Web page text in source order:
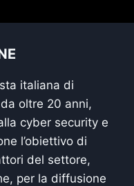
italiana di
oltre 20 anni,
cyber security e
l’obiettivo di
del settore,
per la diffusione